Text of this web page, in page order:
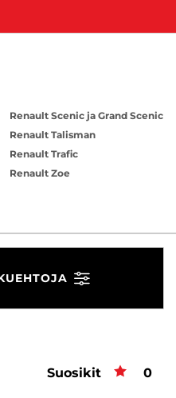
Renault Scenic ja Grand Scenic
Renault Talisman
Renault Trafic
Renault Zoe
Suosikit 0